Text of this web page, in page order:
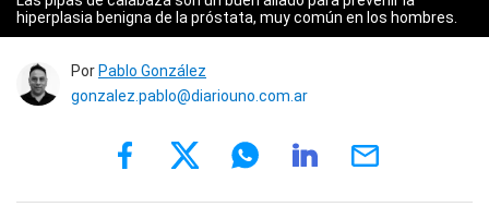
hiperplasia benigna de la próstata, muy común en los hombres.
Por Pablo González
gonzalez.pablo@diariouno.com.ar